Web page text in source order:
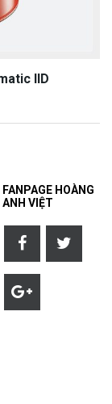
IID
FANPAGE HOÀNG
ANH VIỆT